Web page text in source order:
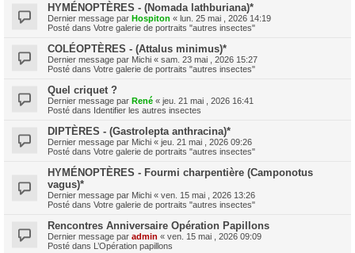
HYMÉNOPTÈRES - (Nomada lathburiana)*
Dernier message par Hospiton « lun. 25 mai , 2026 14:19
Posté dans Votre galerie de portraits "autres insectes"
COLÉOPTÈRES - (Attalus minimus)*
Dernier message par Michi « sam. 23 mai , 2026 15:27
Posté dans Votre galerie de portraits "autres insectes"
Quel criquet ?
Dernier message par René « jeu. 21 mai , 2026 16:41
Posté dans Identifier les autres insectes
DIPTÈRES - (Gastrolepta anthracina)*
Dernier message par Michi « jeu. 21 mai , 2026 09:26
Posté dans Votre galerie de portraits "autres insectes"
HYMÉNOPTÈRES - Fourmi charpentière (Camponotus
vagus)*
Dernier message par Michi « ven. 15 mai , 2026 13:26
Posté dans Votre galerie de portraits "autres insectes"
Rencontres Anniversaire Opération Papillons
Dernier message par admin « ven. 15 mai , 2026 09:09
Posté dans L’Opération papillons